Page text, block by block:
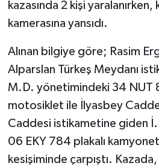
kazasında 2 kişi yaralanırken,
kamerasına yansıdı.
Alınan bilgiye göre; Rasim
Alparslan Türkeş Meydanı
M.D. yönetimindeki 34 NUT
motosiklet ile İlyasbey
Caddesi istikametine giden
06 EKY 784 plakalı
kesişiminde çarpıştı.
GENEL
GÜNDEM
Güvenlik
HABERDE İNSAN
İNSAN